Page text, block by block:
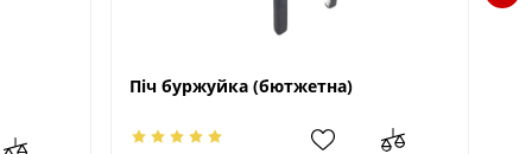
Піч буржуйка (бютжетна)